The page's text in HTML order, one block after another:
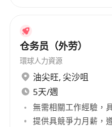
仓务员（外劳）
環球人力資源
油尖旺, 尖沙咀
5天/週
無需相關工作經驗，
提供具競爭力月薪，